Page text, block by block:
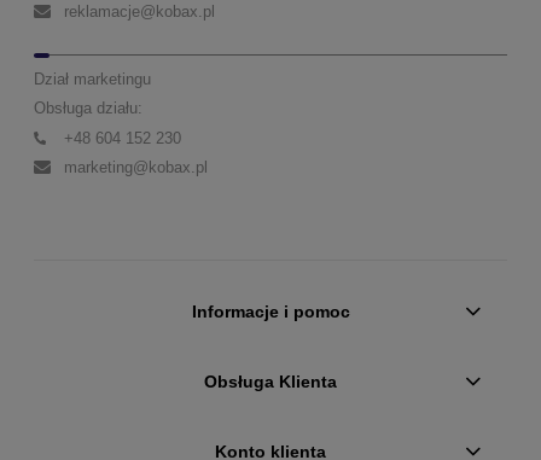
reklamacje@kobax.pl
Dział marketingu
Obsługa działu:
+48 604 152 230
marketing@kobax.pl
Informacje i pomoc
Obsługa Klienta
Konto klienta